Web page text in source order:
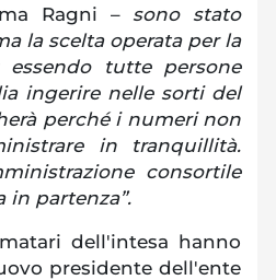
Ragni – sono stato
la scelta operata per la
tutte persone
ingerire nelle sorti del
perché i numeri non
in tranquillità.
consortile
in partenza”.
dell'intesa hanno
presidente dell'ente